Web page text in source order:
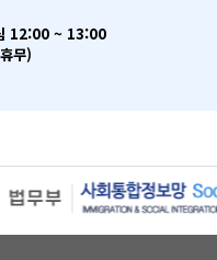
12:00 ~ 13:00
무)